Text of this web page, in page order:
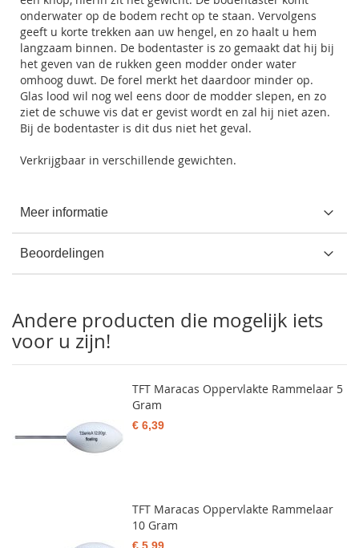
onderwater op de bodem recht op te staan. Vervolgens
geeft u korte trekken aan uw hengel, en zo haalt u hem
langzaam binnen. De bodentaster is zo gemaakt dat hij bij
het geven van de rukken geen modder onder water
omhoog duwt. De forel merkt het daardoor minder op.
Glas lood wil nog wel eens door de modder slepen, en zo
ziet de schuwe vis dat er gevist wordt en zal hij niet azen.
Bij de bodentaster is dit dus niet het geval.
Verkrijgbaar in verschillende gewichten.
Meer informatie
Beoordelingen
Andere producten die mogelijk iets
voor u zijn!
TFT Maracas Oppervlakte Rammelaar 5
Gram
€ 6,39
TFT Maracas Oppervlakte Rammelaar
10 Gram